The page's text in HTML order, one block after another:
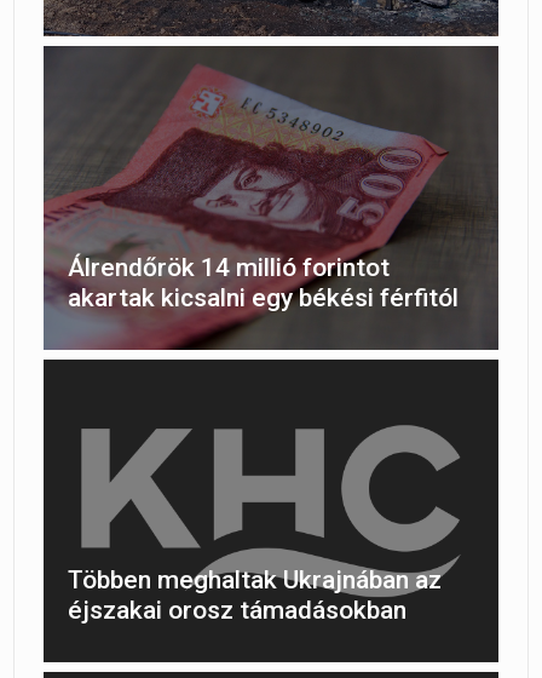
Álrendőrök 14 millió forintot
akartak kicsalni egy békési férfitól
Többen meghaltak Ukrajnában az
éjszakai orosz támadásokban